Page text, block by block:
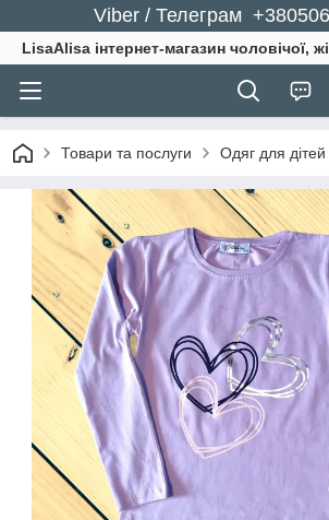
Viber / Телеграм
LisaAlisa інтернет-магазин чоловічої,
Товари та послуги Одяг для дітей